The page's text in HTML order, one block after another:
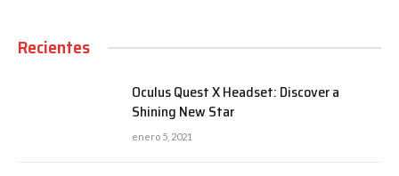
Recientes
Oculus Quest X Headset: Discover a
Shining New Star
enero 5, 2021